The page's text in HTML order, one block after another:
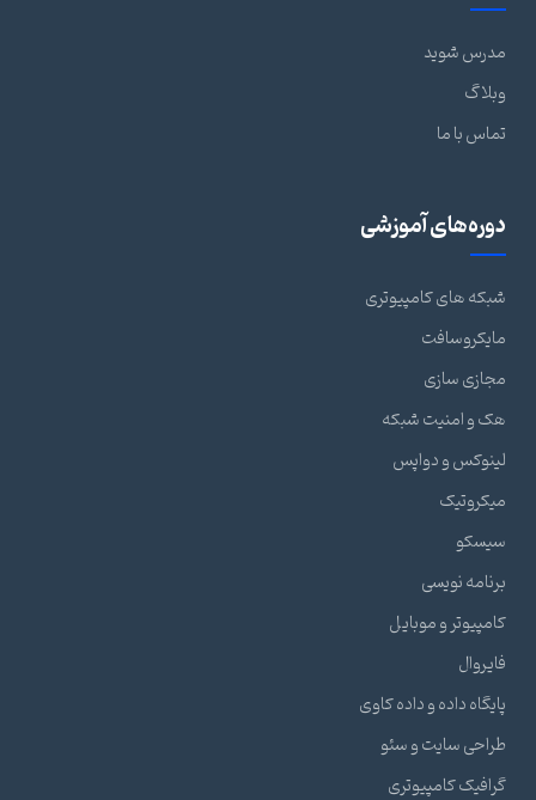
مدرس شوید
وبلاگ
تماس با ما
دوره‌های آموزشی
شبکه های کامپیوتری
مایکروسافت
مجازی سازی
هک و امنیت شبکه
لینوکس و دواپس
میکروتیک
سیسکو
برنامه نویسی
کامپیوتر و موبایل
فایروال
پایگاه داده و داده کاوی
طراحی سایت و سئو
گرافیک کامپیوتری